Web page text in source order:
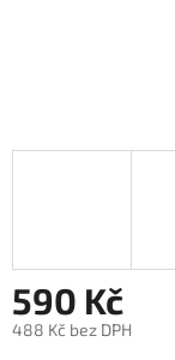
590 Kč
488 Kč bez DPH